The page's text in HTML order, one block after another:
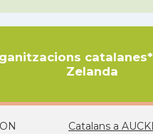
Zelanda
Catalans a